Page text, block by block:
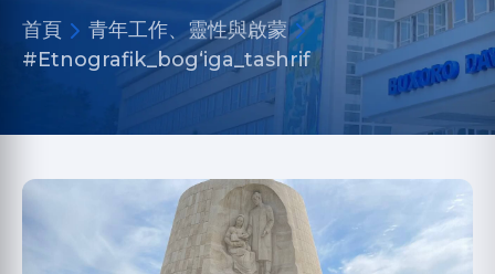
首頁
青年工作、靈性與啟蒙
#Etnografik_bogʻiga_tashrif